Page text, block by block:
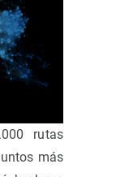
rutas
más